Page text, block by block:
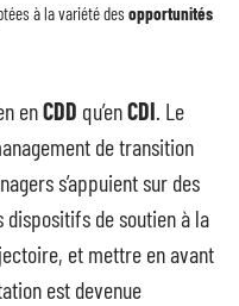
à la variété des opportunités
enCDD qu’enCDI. Le
de transition
s’appuient sur des
dispositifs de soutien à la
et mettre en avant
est devenue